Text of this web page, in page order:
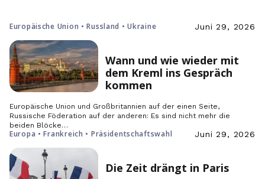
Europäische Union • Russland • Ukraine Juni 29, 2026
Wann und wie wieder mit
dem Kreml ins Gespräch
kommen
Europäische Union und Großbritannien auf der einen Seite,
Russische Föderation auf der anderen: Es sind nicht mehr die
beiden Blöcke…
Europa • Frankreich • Präsidentschaftswahl Juni 29, 2026
Die Zeit drängt in Paris